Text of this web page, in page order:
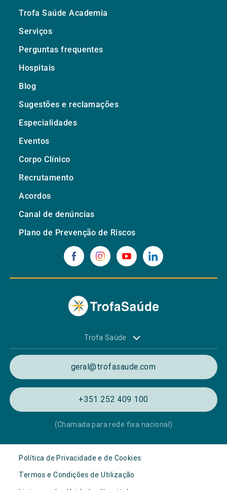
Trofa Saúde Academia
Serviços
Perguntas frequentes
Hospitais
Blog
Sugestões e reclamações
Especialidades
Eventos
Corpo Clínico
Recrutamento
Acordos
Canal de denúncias
Plano de Prevenção de Riscos
Trofa Saúde
geral@trofasaude.com
+351 252 409 100
(Chamada para rede fixa nacional)
Política de Privacidade e de Cookies
Termos e Condições de Utilização